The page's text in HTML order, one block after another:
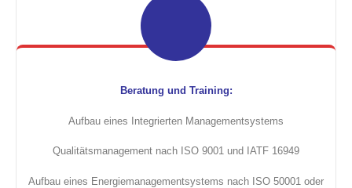
Beratung und Training:
Aufbau eines Integrierten Managementsystems
Qualitätsmanagement nach ISO 9001 und IATF 16949
Aufbau eines Energiemanagementsystems nach ISO 50001 oder